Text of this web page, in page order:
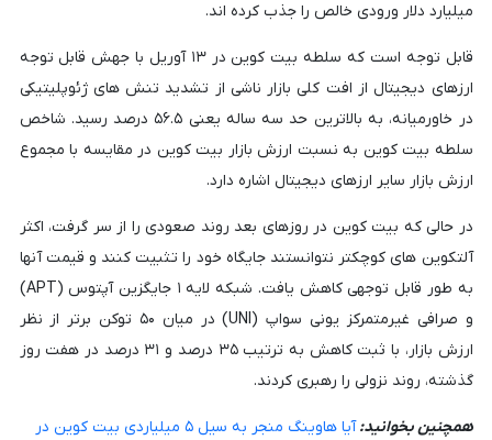
میلیارد دلار ورودی خالص را جذب کرده اند.
قابل توجه است که سلطه بیت کوین در ۱۳ آوریل با جهش قابل توجه
ارزهای دیجیتال از افت کلی بازار ناشی از تشدید تنش های ژئوپلیتیکی
در خاورمیانه، به بالاترین حد سه ساله یعنی ۵۶.۵ درصد رسید. شاخص
سلطه بیت کوین به نسبت ارزش بازار بیت کوین در مقایسه با مجموع
ارزش بازار سایر ارزهای دیجیتال اشاره دارد.
در حالی که بیت کوین در روزهای بعد روند صعودی را از سر گرفت، اکثر
آلتکوین های کوچکتر نتوانستند جایگاه خود را تثبیت کنند و قیمت آنها
به طور قابل توجهی کاهش یافت. شبکه لایه ۱ جایگزین آپتوس (APT)
و صرافی غیرمتمرکز یونی سواپ (UNI) در میان ۵۰ توکن برتر از نظر
ارزش بازار، با ثبت کاهش به ترتیب ۳۵ درصد و ۳۱ درصد در هفت روز
گذشته، روند نزولی را رهبری کردند.
همچنین بخوانید:
آیا هاوینگ منجر به سیل ۵ میلیاردی بیت کوین در